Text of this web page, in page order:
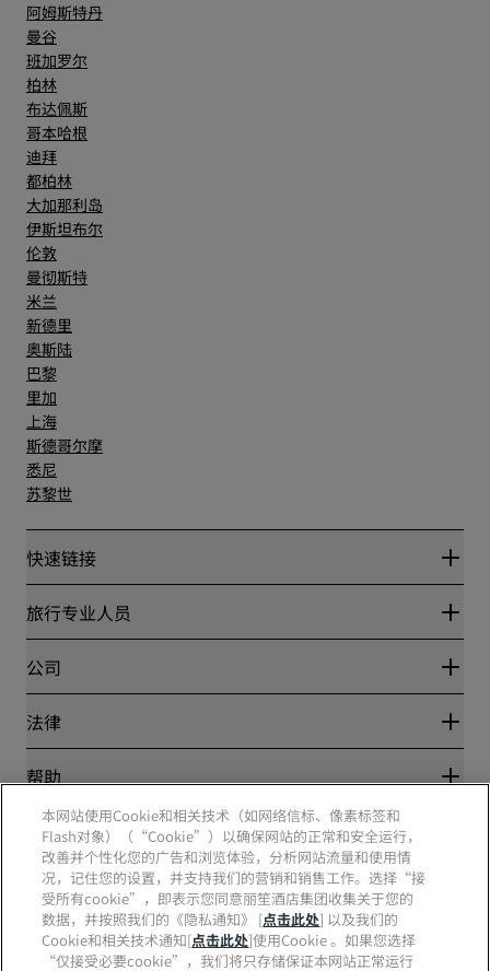
阿姆斯特丹
曼谷
班加罗尔
柏林
布达佩斯
哥本哈根
迪拜
都柏林
大加那利岛
伊斯坦布尔
伦敦
曼彻斯特
米兰
新德里
奥斯陆
巴黎
里加
上海
斯德哥尔摩
悉尼
苏黎世
快速链接
丽赏会
Blog
目的地
丽笙酒店集团APP
体育认证酒店
家庭友好型酒店
旅行专业人员
合作伙伴
公司
丽笙酒店集团
工作机会 RHG
工作机会 PPHE
工作机会 EHL
The Club by RHG
发展机会
责任经营
采购
法律
隐私中心
丽赏会条款和条件
网站使用协议
数字无障碍
现代奴隶制声明
帮助
消费者警示
联系方式
常见问题
网站地图
社交媒体
丽笙酒店集团品牌
本网站使用Cookie和相关技术（如网络信标、像素标签和
Flash对象）（“Cookie”）以确保网站的正常和安全运行，
改善并个性化您的广告和浏览体验，分析网站流量和使用情
况，记住您的设置，并支持我们的营销和销售工作。选择“接
受所有cookie”，即表示您同意丽笙酒店集团收集关于您的
数据，并按照我们的《隐私通知》 [点击此处] 以及我们的
Cookie和相关技术通知[点击此处]使用Cookie 。如果您选择
“仅接受必要cookie”，我们将只存储保证本网站正常运行